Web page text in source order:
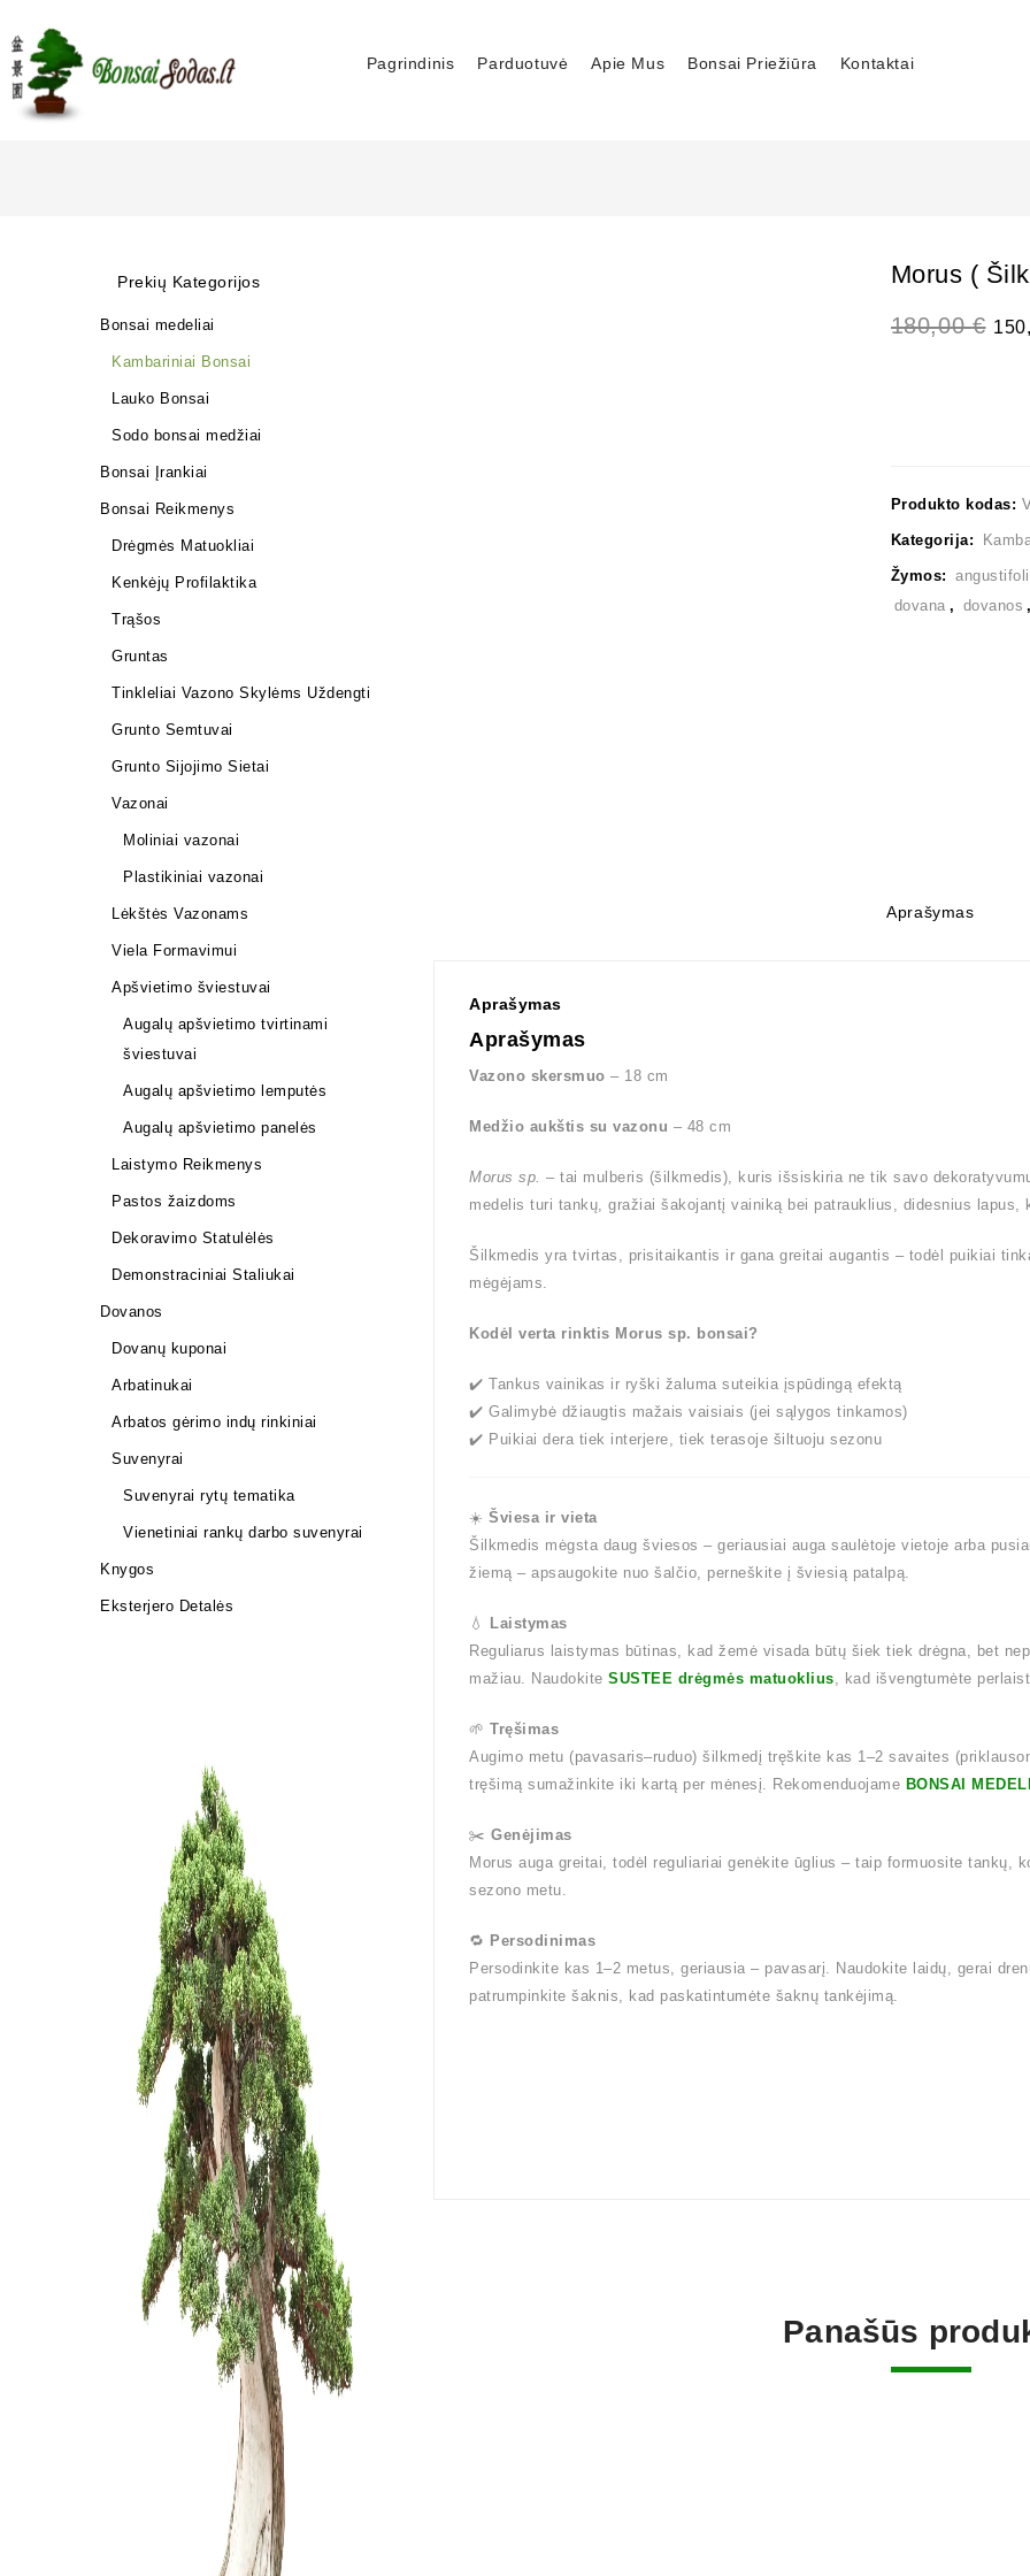
Pagrindinis Parduotuvė Apie Mus Bonsai Priežiūra Kontaktai
Morus (
180,00€
Produkto kodas:
Kategorija:
Žymos:
dovana , dovanos
Aprašymas
Aprašymas
Aprašymas
Vazono skersmuo – 18 cm
Medžio aukštis su vazonu – 48 cm
Morus sp. – tai mulberis (šilkmedis), kuris išsiskiria ne tik savo
medelis turi tankų, gražiai šakojantį vainiką bei patrauklius, didesnius lapus,
Šilkmedis yra tvirtas, prisitaikantis ir gana greitai augantis – todėl puikiai
mėgėjams.
Kodėl verta rinktis Morus sp. bonsai?
✔️ Tankus vainikas ir ryški žaluma suteikia įspūdingą efektą
✔️ Galimybė džiaugtis mažais vaisiais (jei sąlygos tinkamos)
✔️ Puikiai dera tiek interjere, tiek terasoje šiltuoju sezonu
☀️ Šviesa ir vieta
Šilkmedis mėgsta daug šviesos – geriausiai auga saulėtoje vietoje arba
žiemą – apsaugokite nuo šalčio, perneškite į šviesią patalpą.
💧
Laistymas
Reguliarus laistymas būtinas, kad žemė visada būtų šiek tiek drėgna, bet
mažiau. Naudokite SUSTEE drėgmės matuoklius, kad išvengtumėte
🌱 Tręšimas
Augimo metu (pavasaris–ruduo) šilkmedį tręškite kas 1–2 savaites
tręšimą sumažinkite iki kartą per mėnesį. Rekomenduojame BONSAI
✂️ Genėjimas
Morus auga greitai, todėl reguliariai genėkite ūglius – taip formuosite tankų,
sezono metu.
🔁 Persodinimas
Persodinkite kas 1–2 metus, geriausia – pavasarį. Naudokite laidų, gerai
patrumpinkite šaknis, kad paskatintumėte šaknų tankėjimą.
Panašūs
Prekių Kategorijos
Bonsai medeliai
Kambariniai Bonsai
Lauko Bonsai
Sodo bonsai medžiai
Bonsai Įrankiai
Bonsai Reikmenys
Drėgmės Matuokliai
Kenkėjų Profilaktika
Trąšos
Gruntas
Tinkleliai Vazono Skylėms Uždengti
Grunto Semtuvai
Grunto Sijojimo Sietai
Vazonai
Moliniai vazonai
Plastikiniai vazonai
Lėkštės Vazonams
Viela Formavimui
Apšvietimo šviestuvai
Augalų apšvietimo tvirtinami
šviestuvai
Augalų apšvietimo lemputės
Augalų apšvietimo panelės
Laistymo Reikmenys
Pastos žaizdoms
Dekoravimo Statulėlės
Demonstraciniai Staliukai
Dovanos
Dovanų kuponai
Arbatinukai
Arbatos gėrimo indų rinkiniai
Suvenyrai
Suvenyrai rytų tematika
Vienetiniai rankų darbo suvenyrai
Knygos
Eksterjero Detalės